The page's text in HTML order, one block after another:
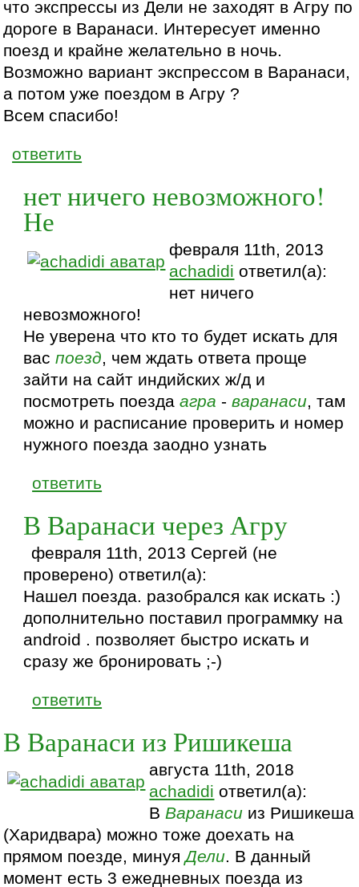
что экспрессы из Дели не заходят в Агру по
дороге в Варанаси. Интересует именно
поезд и крайне желательно в ночь.
Возможно вариант экспрессом в Варанаси,
а потом уже поездом в Агру ?
Всем спасибо!
ответить
нет ничего невозможного!
Не
февраля 11th, 2013
achadidi ответил(а):
нет ничего
невозможного!
Не уверена что кто то будет искать для
васпоезд, чем ждать ответа проще
зайти на сайт индийских ж/д и
посмотреть поездаагра -варанаси, там
можно и расписание проверить и номер
нужного поезда заодно узнать
ответить
В Варанаси через Агру
февраля 11th, 2013 Сергей (не
проверено) ответил(а):
Нашел поезда. разобрался как искать :)
дополнительно поставил программку на
android . позволяет быстро искать и
сразу же бронировать ;-)
ответить
В Варанаси из Ришикеша
августа 11th, 2018
achadidi ответил(а):
ВВаранаси из Ришикеша
(Харидвара) можно тоже доехать на
прямом поезде, минуяДели. В данный
момент есть 3 ежедневных поезда из